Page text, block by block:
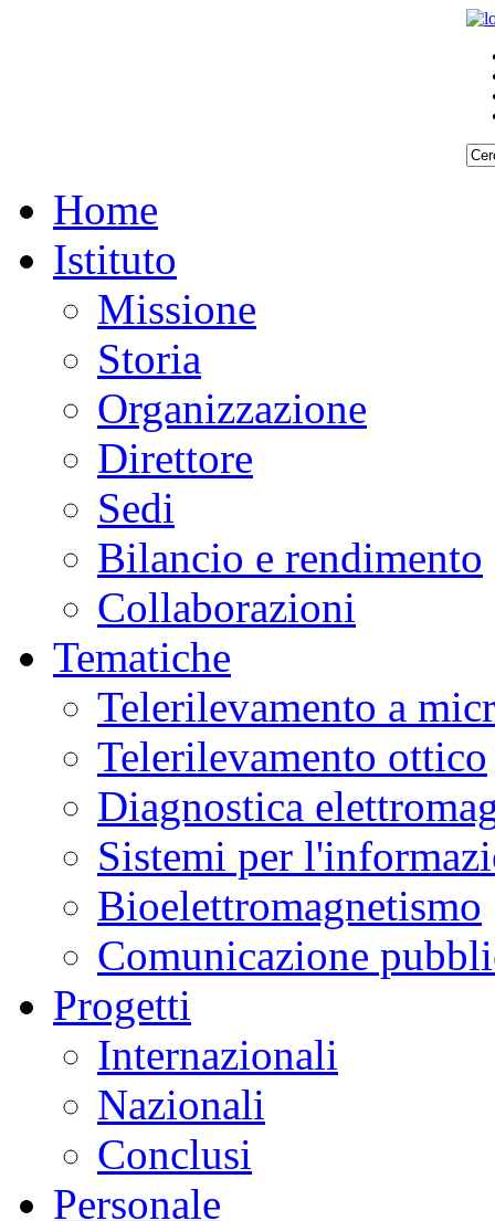
Home
Istituto
Missione
Storia
Organizzazione
Direttore
Sedi
Bilancio e rendimento
Collaborazioni
Tematiche
Telerilevamento a
Telerilevamento ottico
Diagnostica
Sistemi per
Bioelettromagnetismo
Comunicazione
Progetti
Internazionali
Nazionali
Conclusi
Personale